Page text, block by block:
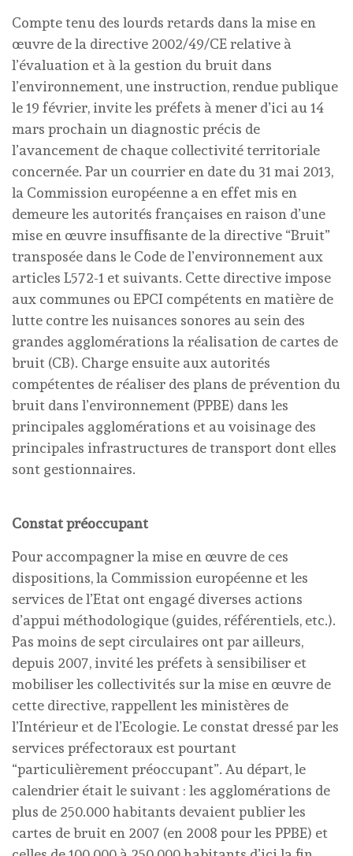
Compte tenu des lourds retards dans la mise en
œuvre de la directive 2002/49/CE relative à
l’évaluation et à la gestion du bruit dans
l’environnement, une instruction, rendue publique
le 19 février, invite les préfets à mener d’ici au 14
mars prochain un diagnostic précis de
l’avancement de chaque collectivité territoriale
concernée. Par un courrier en date du 31 mai 2013,
la Commission européenne a en effet mis en
demeure les autorités françaises en raison d’une
mise en œuvre insuffisante de la directive “Bruit”
transposée dans le Code de l’environnement aux
articles L572-1 et suivants. Cette directive impose
aux communes ou EPCI compétents en matière de
lutte contre les nuisances sonores au sein des
grandes agglomérations la réalisation de cartes de
bruit (CB). Charge ensuite aux autorités
compétentes de réaliser des plans de prévention du
bruit dans l’environnement (PPBE) dans les
principales agglomérations et au voisinage des
principales infrastructures de transport dont elles
sont gestionnaires.
Constat préoccupant
Pour accompagner la mise en œuvre de ces
dispositions, la Commission européenne et les
services de l’Etat ont engagé diverses actions
d’appui méthodologique (guides, référentiels, etc.).
Pas moins de sept circulaires ont par ailleurs,
depuis 2007, invité les préfets à sensibiliser et
mobiliser les collectivités sur la mise en œuvre de
cette directive, rappellent les ministères de
l’Intérieur et de l’Ecologie. Le constat dressé par les
services préfectoraux est pourtant
“particulièrement préoccupant”. Au départ, le
calendrier était le suivant : les agglomérations de
plus de 250.000 habitants devaient publier les
cartes de bruit en 2007 (en 2008 pour les PPBE) et